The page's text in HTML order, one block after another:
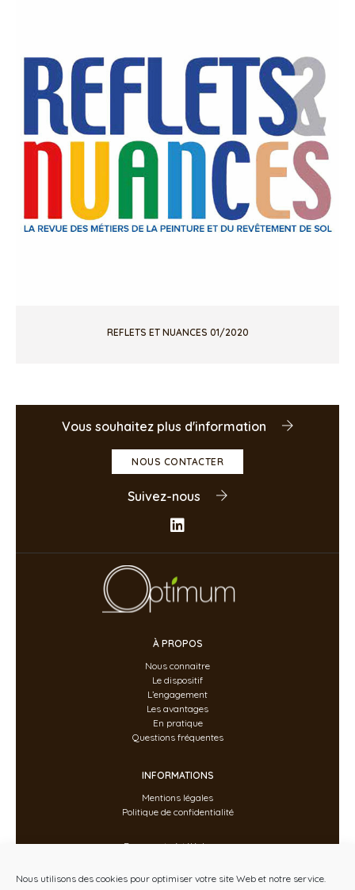
Nous utilisons des cookies pour optimiser votre site Web et notre service.
REFLETS ET NUANCES 01/2020
Vous souhaitez plus d'information
NOUS CONTACTER
Suivez-nous
À PROPOS
Nous connaitre
Le dispositif
L’engagement
Les avantages
En pratique
Questions fréquentes
INFORMATIONS
Mentions légales
Politique de confidentialité
Documents à télécharger
Politique de cookies